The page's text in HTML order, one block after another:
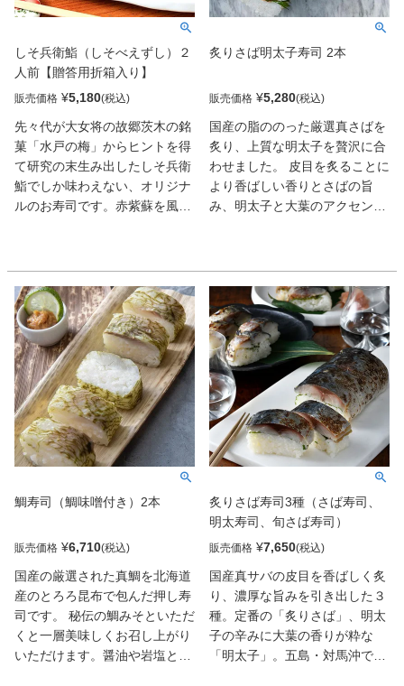
しそ兵衛鮨（しそべえずし）２
人前【贈答用折箱入り】
販売価格 ¥5,180
先々代が大女将の故郷茨木の銘
菓「水戸の梅」からヒントを得
て研究の末生み出したしそ兵衛
鮨でしか味わえない、オリジナ
ルのお寿司です。赤紫蘇を風味
包みました。老舗寿司屋が厳選
したネタを贅沢に使った贈答用
の特別な寿司です。紫蘇とネタ
に味を入れてありますのでお醤
油はつけずにお召し上がりくだ
さい。折箱入りなので、長寿の
願いを込めた贈り物、敬老の日
やお祝い事のギフトとしても喜
ばれます。是非、ご自身の贅沢
なひとときや特別な方への贈り
物として、しそ兵衛鮨をお楽し
みください。
炙りさば明太子寿司 2本
販売価格 ¥5,280
国産の脂ののった厳選真さばを
炙り、上質な明太子を贅沢に合
わせました。 皮目を炙ることに
より香ばしい香りとさばの旨
み、明太子と大葉のアクセント
40年以上のお寿司、駅弁・空弁
の取り扱い実績をもとにプロト
ン凍結機による急速冷凍で全国
へ鮮度の良いお寿司をお届け致
します 。
解凍のしおりを見ながら解凍し
てすると、ご飯がふっくらと
し、冷凍とは思えない作り立て
のお寿司をご賞味いただけま
す。世界遺産【神宿る島】で有
名な福岡県宗像で育った米を
100％原料にした純米酢を使用
し、三連水車で有名な日本米づ
朝倉米を使用しています。
鯛寿司（鯛味噌付き）2本
販売価格 ¥6,710
国産の厳選された真鯛を北海道
産のとろろ昆布で包んだ押し寿
司です。 秘伝の鯛みそといただ
くと一層美味しくお召し上がり
いただけます。醤油や岩塩とオ
炙りさば寿司3種（さば寿司、
明太寿司、旬さば寿司）
販売価格 ¥7,650
国産真サバの皮目を香ばしく炙
り、濃厚な旨みを引き出した３
種。定番の「炙りさば」、明太
子の辛みに大葉の香りが粋な
「明太子」。五島・対馬沖で獲